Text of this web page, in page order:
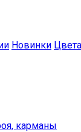
Новинки Цвета
карманы